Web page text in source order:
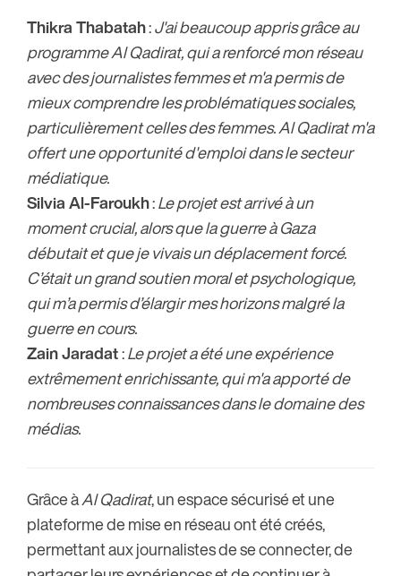
Thikra Thabatah:J'ai beaucoup appris grâce au
programme Al Qadirat, qui a renforcé mon réseau
avec des journalistes femmes et m'a permis de
mieux comprendre les problématiques sociales,
particulièrement celles des femmes. Al Qadirat m'a
offert une opportunité d'emploi dans le secteur
médiatique.
Silvia Al-Faroukh:Le projet est arrivé à un
moment crucial, alors que la guerre à Gaza
débutait et que je vivais un déplacement forcé.
C’était un grand soutien moral et psychologique,
qui m’a permis d’élargir mes horizons malgré la
guerre en cours.
Zain Jaradat:Le projet a été une expérience
extrêmement enrichissante, qui m'a apporté de
nombreuses connaissances dans le domaine des
médias.
Grâce àAl Qadirat, un espace sécurisé et une
plateforme de mise en réseau ont été créés,
permettant aux journalistes de se connecter, de